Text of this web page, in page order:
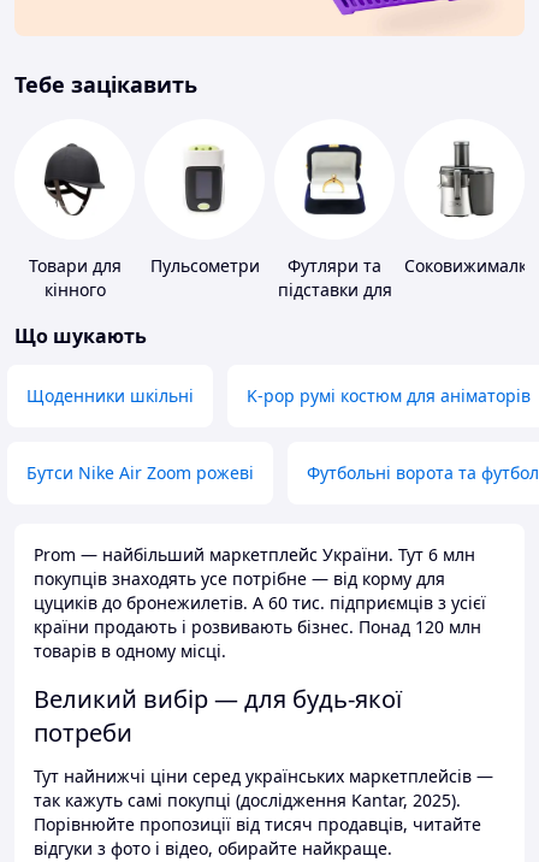
Тебе зацікавить
Товари для
кінного
Пульсометри
Футляри та
підставки для
Соковижималки
Що шукають
Щоденники шкільні K-pop румі костюм для аніматорів
Бутси Nike Air Zoom рожеві Футбольні ворота та
Prom — найбільший маркетплейс України. Тут 6 млн
покупців знаходять усе потрібне — від корму для
цуциків до бронежилетів. А 60 тис. підприємців з усієї
країни продають і розвивають бізнес. Понад 120 млн
товарів в одному місці.
Великий вибір — для будь-якої
потреби
Тут найнижчі ціни серед українських маркетплейсів —
так кажуть самі покупці (дослідження Kantar, 2025).
Порівнюйте пропозиції від тисяч продавців, читайте
відгуки з фото і відео, обирайте найкраще.